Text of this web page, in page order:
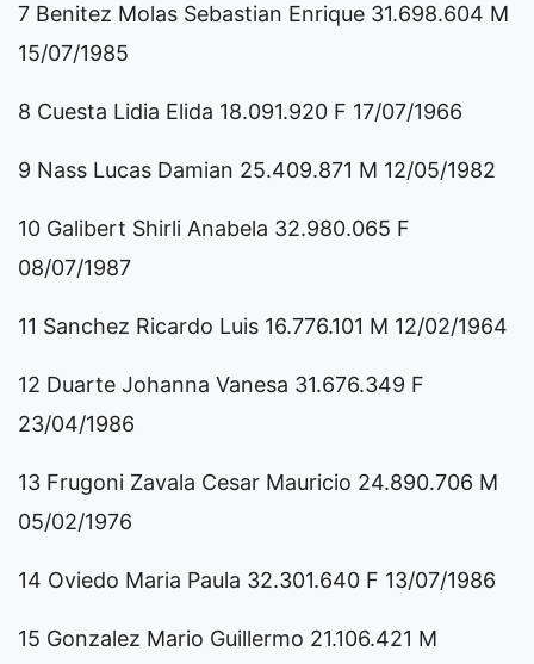
7 Benitez Molas Sebastian Enrique 31.698.604 M
15/07/1985
8 Cuesta Lidia Elida 18.091.920 F 17/07/1966
9 Nass Lucas Damian 25.409.871 M 12/05/1982
10 Galibert Shirli Anabela 32.980.065 F
08/07/1987
11 Sanchez Ricardo Luis 16.776.101 M 12/02/1964
12 Duarte Johanna Vanesa 31.676.349 F
23/04/1986
13 Frugoni Zavala Cesar Mauricio 24.890.706 M
05/02/1976
14 Oviedo Maria Paula 32.301.640 F 13/07/1986
15 Gonzalez Mario Guillermo 21.106.421 M